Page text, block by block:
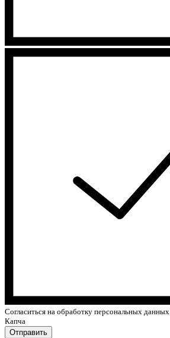
Cогласиться на обработку персональных данных
Капча
Отправить